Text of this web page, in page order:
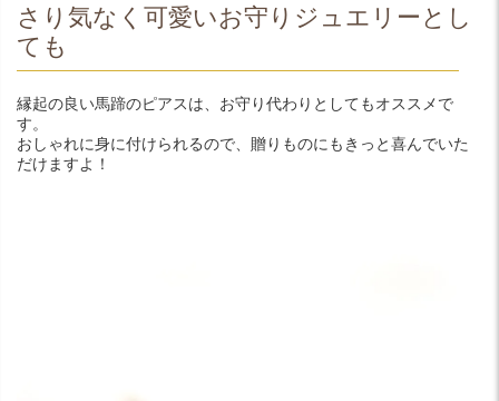
さり気なく可愛いお守りジュエリーとし
ても
縁起の良い馬蹄のピアスは、お守り代わりとしてもオススメで
す。
おしゃれに身に付けられるので、贈りものにもきっと喜んでいた
だけますよ！